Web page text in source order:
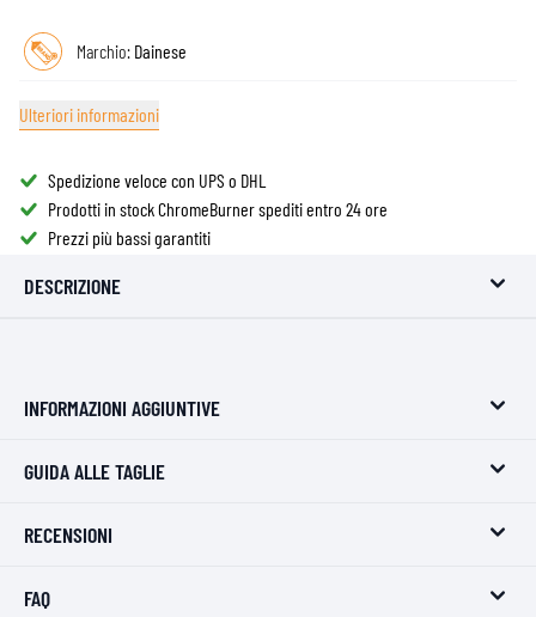
Marchio: Dainese
Ulteriori informazioni
Spedizione veloce con UPS o DHL
Prodotti in stock ChromeBurner spediti entro 24 ore
Prezzi più bassi garantiti
DESCRIZIONE
INFORMAZIONI AGGIUNTIVE
GUIDA ALLE TAGLIE
RECENSIONI
FAQ